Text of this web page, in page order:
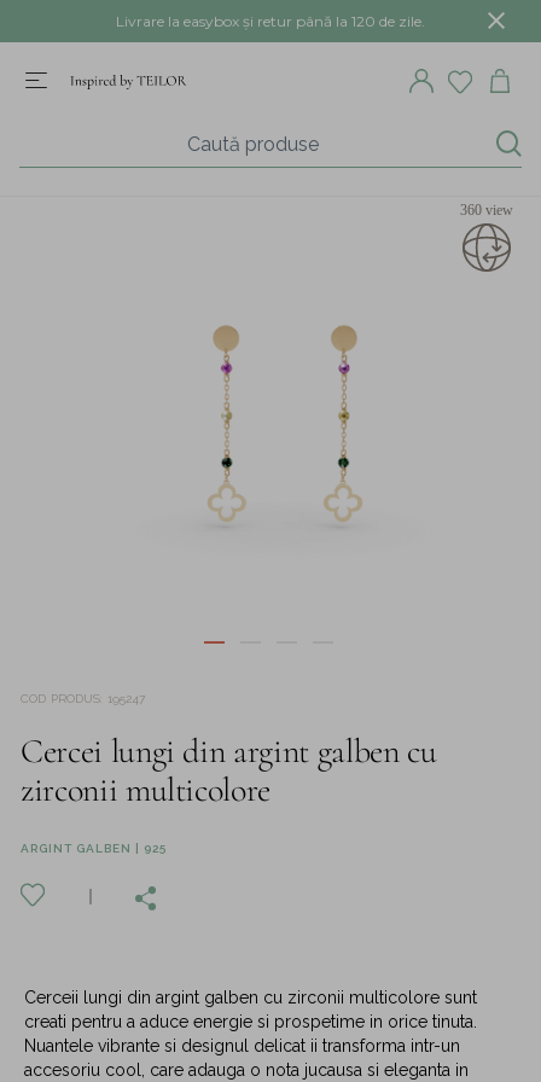
Livrare la easybox și retur până la 120 de zile.
360 view
COD PRODUS 195247
Cercei lungi din argint galben cu
zirconii multicolore
ARGINT GALBEN | 925
Cerceii lungi din argint galben cu zirconii multicolore sunt
creati pentru a aduce energie si prospetime in orice tinuta.
Nuantele vibrante si designul delicat ii transforma intr-un
accesoriu cool, care adauga o nota jucausa si eleganta in